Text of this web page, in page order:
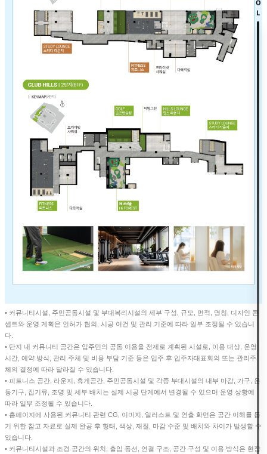
• 커뮤니티시설, 주민공동시설 및 부대복리시설의 세부 구성, 규모, 면적, 명칭, 디자인 콘
셉트와 운영 계획은 인허가 협의, 시공 여건 및 관리 기준에 따라 일부 조정될 수 있습니
다.
• 단지 내 커뮤니티 공간은 입주민의 공동 이용을 전제로 계획된 시설로, 이용 대상, 운영
시간, 예약 방식, 관리 주체 및 비용 부담 기준 등은 입주 후 입주자대표회의 또는 관리주
체의 결정에 따라 달라질 수 있습니다.
• 피트니스 공간, 라운지, 휴게공간, 주민공동시설 및 각종 부대시설의 내부 마감, 가구, 운
동기구, 집기류, 조명 및 세부 배치는 실제 시공 단계에서 변경될 수 있으며 운영 상황에
따라 일부 조정될 수 있습니다.
• 홈페이지에 사용된 커뮤니티 관련 CG, 이미지, 일러스트 및 연출 화면은 공간 이해를 돕
기 위한 참고 자료로 실제 완공 후 형태, 색상, 재질, 마감 수준 및 배치와 차이가 발생할 수
있습니다.
• 커뮤니티시설과 조경 공간의 위치, 출입 동선, 연결 구조, 공간 구성 및 이용 방식은 현장